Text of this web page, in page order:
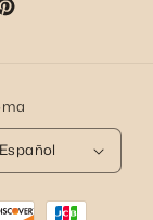
Español